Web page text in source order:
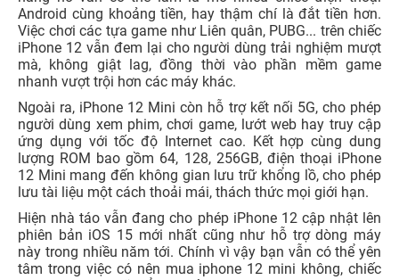
Android cùng khoảng tiền, hay thậm chí là đắt tiền hơn.
Việc chơi các tựa game như Liên quân, PUBG... trên chiếc
iPhone 12 vẫn đem lại cho người dùng trải nghiệm mượt
mà, không giật lag, đồng thời vào phần mềm game
nhanh vượt trội hơn các máy khác.
Ngoài ra, iPhone 12 Mini còn hỗ trợ kết nối 5G, cho phép
người dùng xem phim, chơi game, lướt web hay truy cập
ứng dụng với tốc độ Internet cao. Kết hợp cùng dung
lượng ROM bao gồm 64, 128, 256GB, điện thoại iPhone
12 Mini mang đến không gian lưu trữ khổng lồ, cho phép
lưu tài liệu một cách thoải mái, thách thức mọi giới hạn.
Hiện nhà táo vẫn đang cho phép iPhone 12 cập nhật lên
phiên bản iOS 15 mới nhất cũng như hỗ trợ dòng máy
này trong nhiều năm tới. Chính vì vậy bạn vẫn có thể yên
tâm trong việc có nên mua iphone 12 mini không, chiếc